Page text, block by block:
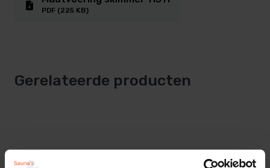
Merk: AstralPool
Kleur: Beige
Inclusief skimmermand
PDF (225 KB)
Gerelateerde producten